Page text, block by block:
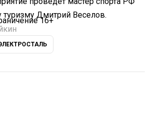
туризму Дмитрий Веселов.
16+